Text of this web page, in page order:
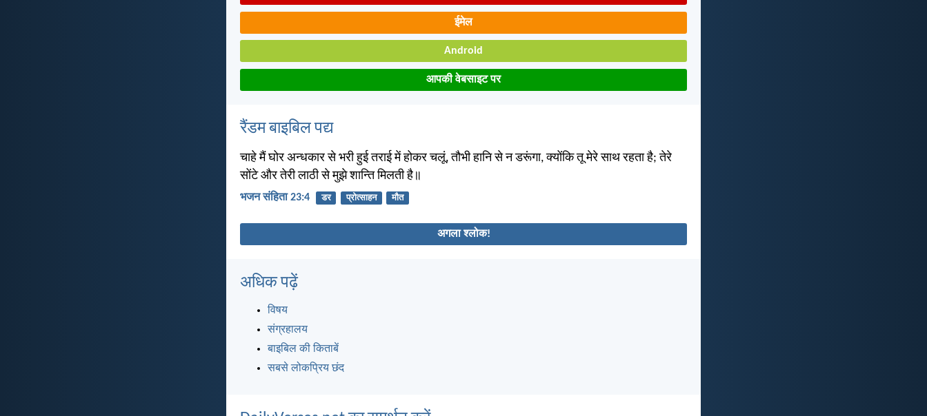
ईमेल
Android
आपकी वेबसाइट पर
रैंडम बाइबिल पद्य
चाहे मैं घोर अन्धकार से भरी हुई तराई में होकर चलूं, तौभी हानि से न डरूंगा, क्योंकि तू मेरे साथ रहता है; तेरे
सोंटे और तेरी लाठी से मुझे शान्ति मिलती है॥
भजन संहिता 23:4 डर प्रोत्साहन मौत
अगला श्लोक!
अधिक पढ़ें
विषय
संग्रहालय
बाइबिल की किताबें
सबसे लोकप्रिय छंद